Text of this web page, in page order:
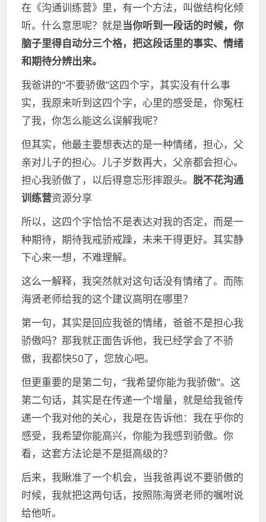
在《沟通训练营》里，有一个方法，叫做结构化倾
听。什么意思呢？就是当你听到一段话的时候，你
脑子里得自动分三个格，把这段话里的事实、情绪
和期待分辨出来。
我爸讲的“不要骄傲”这四个字，其实没有什么事
实，我原来听到这四个字，心里的感受是，你冤枉
了我，你怎么能这么误解我呢？
但其实，他最主要想表达的是一种情绪，担心，父
亲对儿子的担心。儿子岁数再大，父亲都会担心。
担心我骄傲了，以后得意忘形摔跟头。 脱不花沟通
训练营资源分享
所以，这四个字恰恰不是表达对我的否定，而是一
种期待，期待我戒骄戒躁，未来干得更好。其实静
下心来一想，不难理解。
这么一解释，我突然就对这句话没有情绪了。而陈
海贤老师给我的这个建议高明在哪里？
第一句，其实是回应我爸的情绪，爸爸不是担心我
骄傲吗？那我就正面告诉他，我已经学会了不骄
傲，我都快50了，您放心吧。
但更重要的是第二句，“我希望你能为我骄傲”。这
第二句话，其实是在传递一个增量，就是给我爸传
递一个我对他的关心，我是在告诉他：我在乎你的
感受，我希望你能高兴，你能为我感到骄傲。你
看，这套方法论是不是挺高级的？
后来，我瞅准了一个机会，当我爸再说不要骄傲的
时候，我就把这两句话，按照陈海贤老师的嘱咐说
给他听。